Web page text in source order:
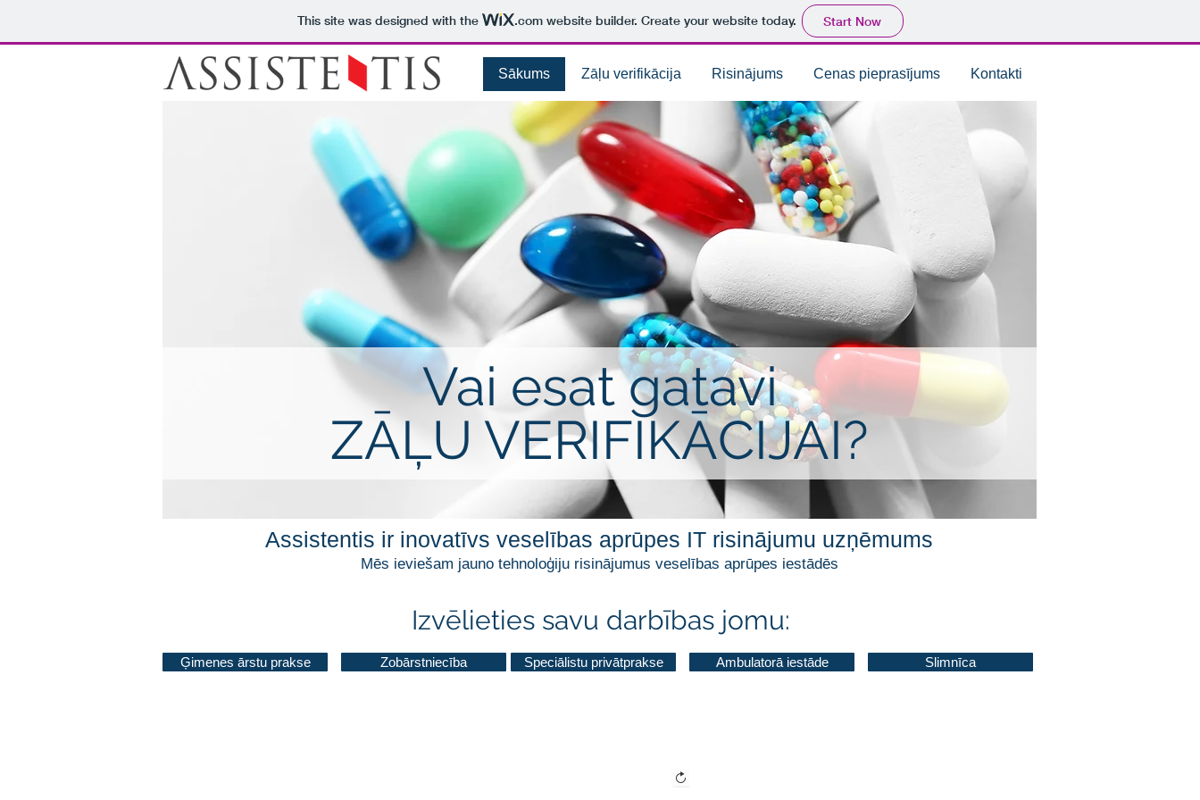
This site was designed with the .comwebsite builder. Create your website today. Start Now
Sākums Zāļu verifikācija Risinājums Cenas pieprasījums Kontakti
Vai esat gatavi
ZĀĻU VERIFIKĀCIJAI?
Assistentis ir inovatīvs veselības aprūpes IT risinājumu uzņēmums
Mēs ieviešam jauno tehnoloģiju risinājumus veselības aprūpes iestādēs
Izvēlieties savu darbības jomu:
Ģimenes ārstu prakse Zobārstniecība Speciālistu privātprakse Ambulatorā iestāde Slimnīca